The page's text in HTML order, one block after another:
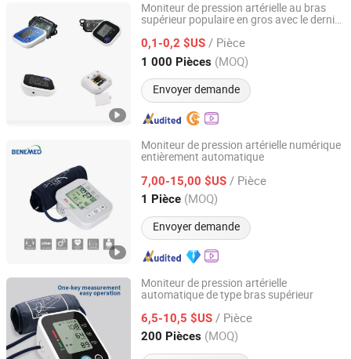
Moniteur de pression artérielle au bras
supérieur populaire en gros avec le dernier
0,1-0,2 $US / Pièce
1 000 Pièces (MOQ)
Envoyer demande
Shandong Highplus Biotech Co., Ltd.
Depuis 2018
Moniteur de pression artérielle numérique
entièrement automatique
7,00-15,00 $US / Pièce
1 Pièce (MOQ)
Envoyer demande
Benemed (Hongkong) Industry Co., Limited
Henan, China Depuis 2019
Moniteur de pression artérielle
automatique de type bras supérieur
6,5-10,5 $US / Pièce
200 Pièces (MOQ)
Shanghai Brother Medical Manufacturer Co., Ltd.
Shanghai, China Depuis 2019